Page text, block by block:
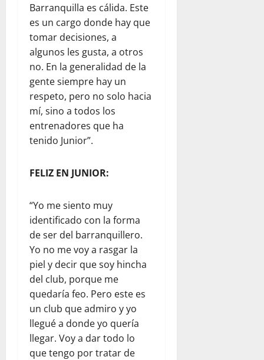
Barranquilla es cálida. Este
es un cargo donde hay que
tomar decisiones, a
algunos les gusta, a otros
no. En la generalidad de la
gente siempre hay un
respeto, pero no solo hacia
mí, sino a todos los
entrenadores que ha
tenido Junior”.
FELIZ EN JUNIOR:
“Yo me siento muy
identificado con la forma
de ser del barranquillero.
Yo no me voy a rasgar la
piel y decir que soy hincha
del club, porque me
quedaría feo. Pero este es
un club que admiro y yo
llegué a donde yo quería
llegar. Voy a dar todo lo
que tengo por tratar de